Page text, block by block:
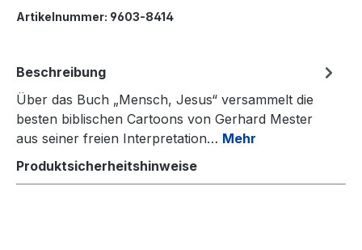
Artikelnummer: 9603-8414
Beschreibung
Über das Buch „Mensch, Jesus“ versammelt die
besten biblischen Cartoons von Gerhard Mester
aus seiner freien Interpretation… Mehr
Produktsicherheitshinweise